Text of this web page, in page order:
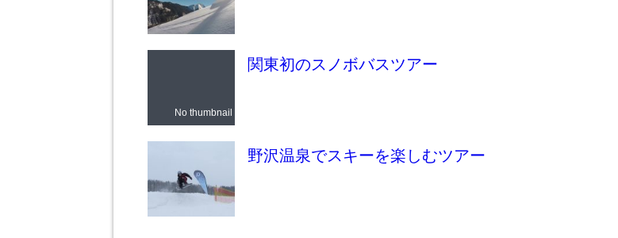
No thumbnail
関東初のスノボバスツアー
野沢温泉でスキーを楽しむツアー